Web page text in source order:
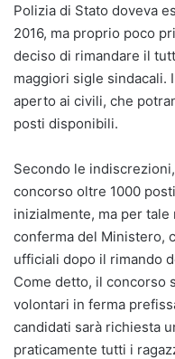
Polizia di Stato doveva
2016, ma proprio poco
deciso di rimandare il
maggiori sigle sindacali.
aperto ai civili, che
posti disponibili.
Secondo le
concorso oltre 1000
inizialmente, ma per
conferma del Ministero,
ufficiali dopo il rimando
Come detto, il concorso
volontari in ferma
candidati sarà richiesta
praticamente tutti i